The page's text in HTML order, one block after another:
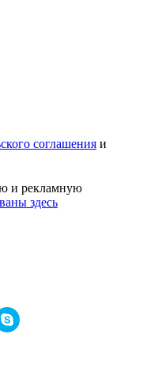
соглашения и
и рекламную
здесь